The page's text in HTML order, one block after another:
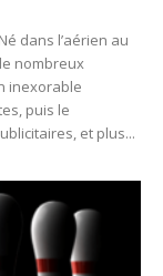
dans l’aérien au
nombreux
inexorable
puis le
et plus...